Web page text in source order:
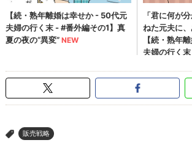
> 販売戦略